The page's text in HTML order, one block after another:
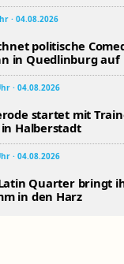
· 04.08.2026
politische
in Quedlinburg auf
· 04.08.2026
startet mit
Halberstadt
· 04.08.2026
Quarter bringt
in den Harz